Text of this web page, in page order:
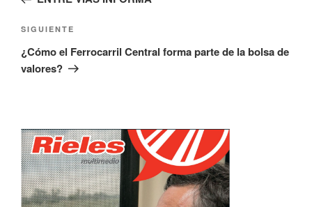
entradas
Siguiente
entrada
SIGUIENTE
¿Cómo el Ferrocarril Central forma parte de la bolsa de
valores?